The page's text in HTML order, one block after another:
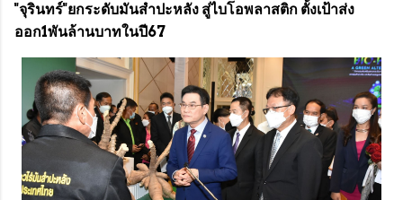
"จุรินทร์"ยกระดับมันสำปะหลัง สู่ไบโอพลาสติก ตั้งเป้าส่ง
ออก1พันล้านบาทในปี67